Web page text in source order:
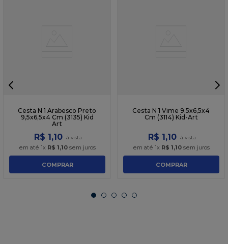
Cesta N 1 Arabesco Preto
9,5x6,5x4 Cm (3135) Kid
Art
R$ 1 ,10
em até 1x R$ 1,10sem juros
COMPRAR
Cesta N 1 Vime 9,5x6,5x4
Cm (3114) Kid-Art
R$ 1 ,10
em até 1x R$ 1,10sem juros
COMPRAR